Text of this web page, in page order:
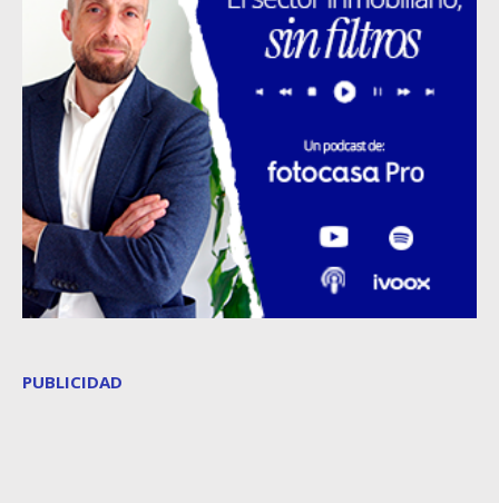
PUBLICIDAD